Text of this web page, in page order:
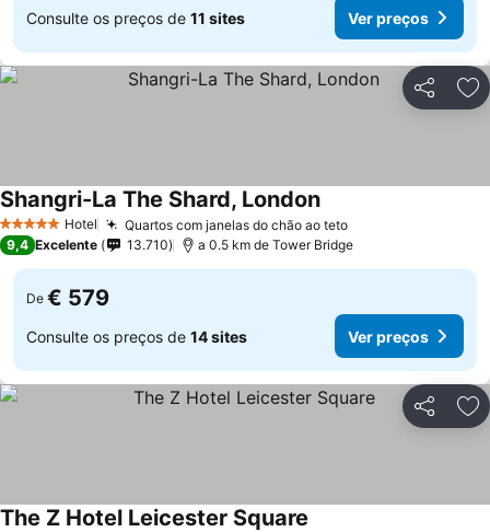
Consulte os preços de 11 sites Ver preços
Partilhar
5 Estrelas Hotel Quartos com janelas do chão ao teto
Shangri-La The Shard, London
9,4 Excelente 13.710 a 0.5 km de Tower Bridge
De € 579
Consulte os preços de 14 sites Ver preços
Partilhar
The Z Hotel Leicester Square